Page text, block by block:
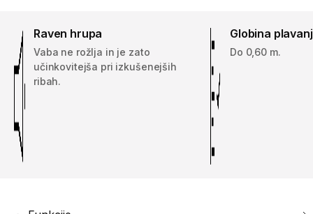
Raven hrupa
Vaba ne rožlja in je zato
učinkovitejša pri izkušenejših
ribah.
Globina
Do 0,60 m.